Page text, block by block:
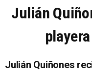
Julián
Julián Quiñones